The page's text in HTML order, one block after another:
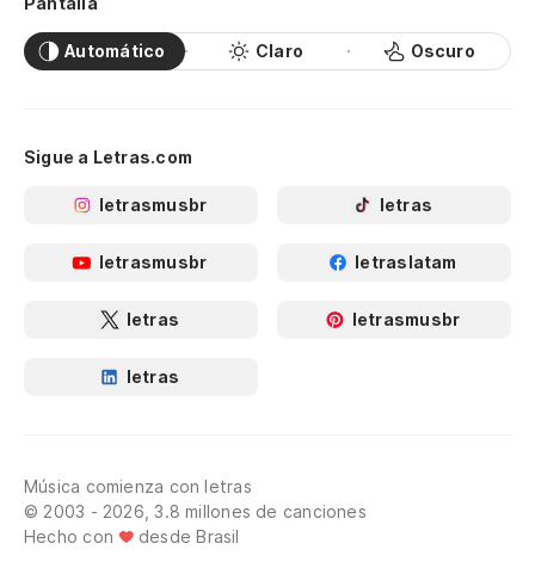
Automático Claro Oscuro
Sigue a Letras.com
letrasmusbr letras
letrasmusbr letraslatam
letras letrasmusbr
letras
Música comienza con letras
© 2003 - 2026, 3.8 millones de canciones
Hecho con
desde Brasil